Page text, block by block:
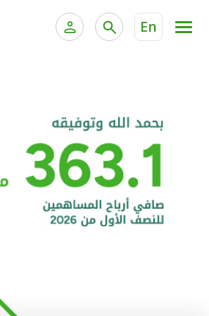
En
الخدمات المصرفية الإلكترونية للشركات
خدمة "بيتك" للتداول الإلكتروني
الحسابات المصرفية
البطاقات
"برامج العملاء"